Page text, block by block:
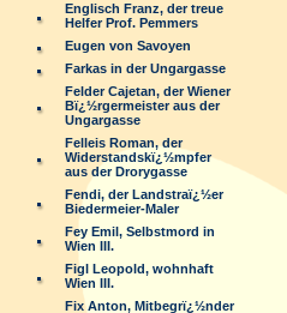
Englisch Franz, der treue
Helfer Prof. Pemmers
Eugen von Savoyen
Farkas in der Ungargasse
Felder Cajetan, der Wiener
Bï¿½rgermeister aus der
Ungargasse
Felleis Roman, der
Widerstandskï¿½mpfer
aus der Drorygasse
Fendi, der Landstraï¿½er
Biedermeier-Maler
Fey Emil, Selbstmord in
Wien III.
Figl Leopold, wohnhaft
Wien III.
Fix Anton, Mitbegrï¿½nder